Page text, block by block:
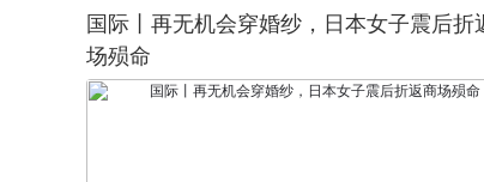
国际丨再无机会穿婚纱，日本女子震后折
场殒命